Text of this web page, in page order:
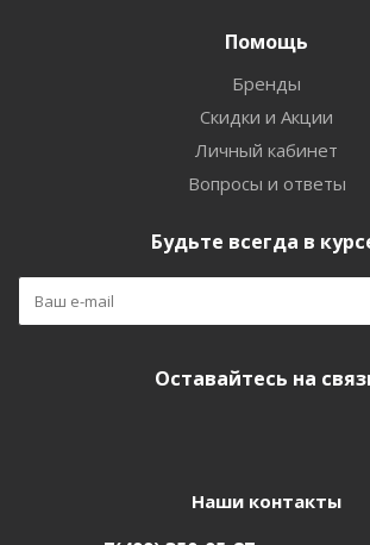
Помощь
Бренды
Скидки и Акции
Личный кабинет
Вопросы и ответы
Будьте всегда в
Оставайтесь на
Наши контакты